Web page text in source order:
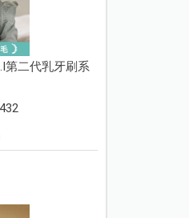
第二代乳牙刷系